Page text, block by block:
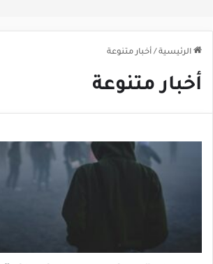
الرئيسية / أخبار متنوعة
أخبار متنوعة